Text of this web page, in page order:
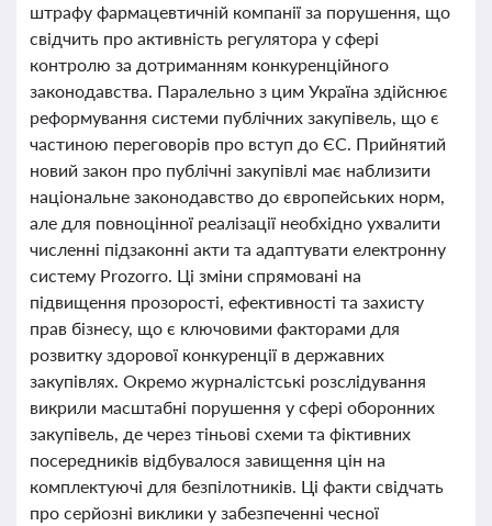
штрафу фармацевтичній компанії за порушення, що
свідчить про активність регулятора у сфері
контролю за дотриманням конкуренційного
законодавства. Паралельно з цим Україна здійснює
реформування системи публічних закупівель, що є
частиною переговорів про вступ до ЄС. Прийнятий
новий закон про публічні закупівлі має наблизити
національне законодавство до європейських норм,
але для повноцінної реалізації необхідно ухвалити
численні підзаконні акти та адаптувати електронну
систему Prozorro. Ці зміни спрямовані на
підвищення прозорості, ефективності та захисту
прав бізнесу, що є ключовими факторами для
розвитку здорової конкуренції в державних
закупівлях. Окремо журналістські розслідування
викрили масштабні порушення у сфері оборонних
закупівель, де через тіньові схеми та фіктивних
посередників відбувалося завищення цін на
комплектуючі для безпілотників. Ці факти свідчать
про серйозні виклики у забезпеченні чесної